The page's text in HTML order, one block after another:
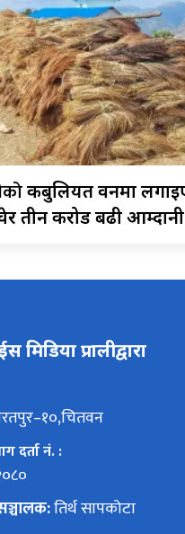
कबुलियत वनमा
तीन करोड बढी आम्दानी
मिडिया प्रालीद्वारा
दर्ता नं. :
तिर्थ सापकोटा